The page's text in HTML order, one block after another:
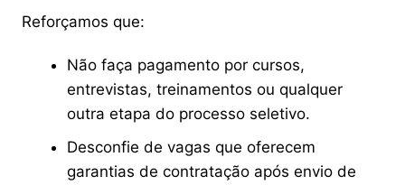
Reforçamos que:
Não faça pagamento por cursos,
entrevistas, treinamentos ou qualquer
outra etapa do processo seletivo.
Desconfie de vagas que oferecem
garantias de contratação após envio de